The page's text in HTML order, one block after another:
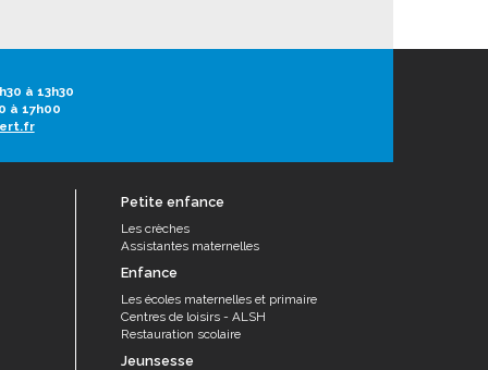
à 13h30
à 17h00
Petite enfance
Les crèches
Assistantes maternelles
Enfance
Les écoles maternelles et primaire
Centres de loisirs - ALSH
Restauration scolaire
Jeunsesse